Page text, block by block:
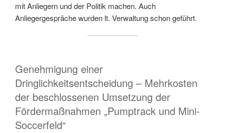
mit Anliegern und der Politik machen. Auch
Anliegergespräche wurden lt. Verwaltung schon geführt.
Genehmigung einer
Dringlichkeitsentscheidung – Mehrkosten
der beschlossenen Umsetzung der
Fördermaßnahmen „Pumptrack und Mini-
Soccerfeld“